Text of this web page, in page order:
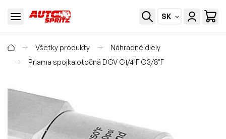
SK
Všetky produkty
Náhradné diely
Priama spojka otočná DGV G1/4"F G3/8"F